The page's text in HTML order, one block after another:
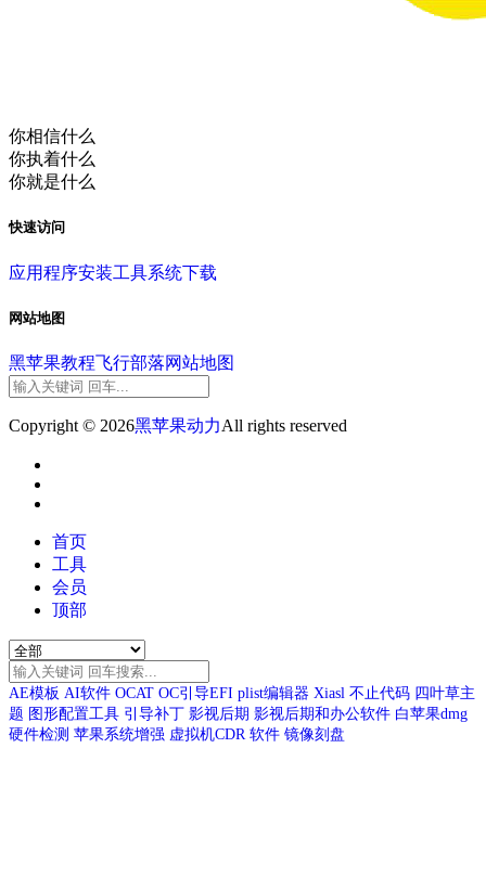
你相信什么
你执着什么
你就是什么
快速访问
应用程序安装工具系统下载
网站地图
黑苹果教程飞行部落网站地图
Copyright © 2026黑苹果动力All rights reserved
首页
工具
会员
顶部
AE模板 AI软件 OCAT OC引导EFI plist编辑器 Xiasl 不止代码 四叶草主
题 图形配置工具 引导补丁 影视后期 影视后期和办公软件 白苹果dmg
硬件检测 苹果系统增强 虚拟机CDR 软件 镜像刻盘